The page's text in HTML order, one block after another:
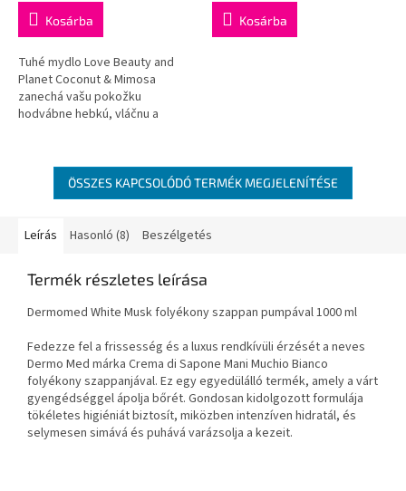
Kosárba
Tuhé mydlo Love Beauty and
Planet Coconut & Mimosa
zanechá vašu pokožku
hodvábne hebkú, vláčnu a
certifikovaných...
Kosárba
ÖSSZES KAPCSOLÓDÓ TERMÉK MEGJELENÍTÉSE
Leírás Hasonló (8) Beszélgetés
Termék részletes leírása
Dermomed White Musk folyékony szappan pumpával 1000 ml
Fedezze fel a frissesség és a luxus rendkívüli érzését a neves
Dermo Med márka Crema di Sapone Mani Muchio Bianco
folyékony szappanjával. Ez egy egyedülálló termék, amely a várt
gyengédséggel ápolja bőrét. Gondosan kidolgozott formulája
tökéletes higiéniát biztosít, miközben intenzíven hidratál, és
selymesen simává és puhává varázsolja a kezeit.